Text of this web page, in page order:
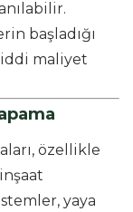
başladığı
maliyet
özellikle
yaya